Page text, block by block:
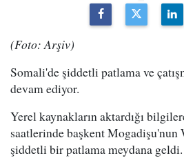
(Foto: Arşiv)
Somali'de şiddetli patlama ve
devam ediyor.
Yerel kaynakların aktardığı
saatlerinde başkent
şiddetli bir patlama meydana geldi.